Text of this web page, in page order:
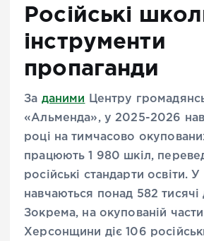
Російські
інструменти
пропаганди
За даними Центру
«Альменда», у 2025-2026
році на тимчасово
працюють 1 980 шкіл,
російські стандарти освіти. У
навчаються понад 582 тисячі
Зокрема, на окупованій
Херсонщини діє 106